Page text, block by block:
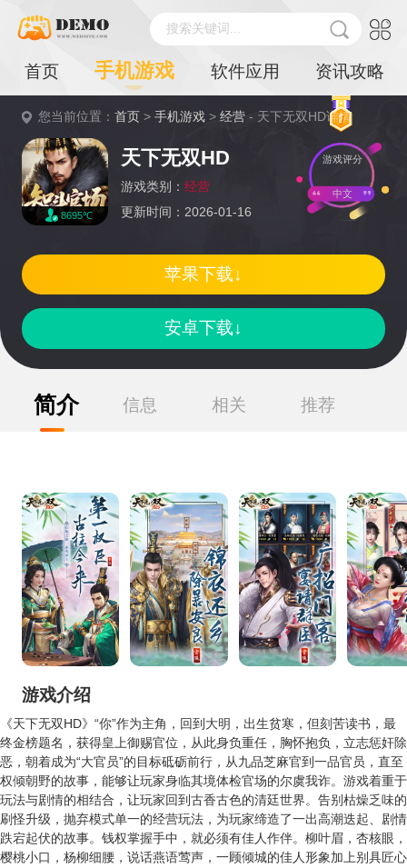
搜索关键词...
首页 手机游戏 软件应用 资讯攻略
您当前位置：首页 >手机游戏 >经营 - 天下无双HD详情
8695℃
天下无双HD
游戏类别： 经营
更新时间：2026-01-16
游戏评分
中文
安卓下载↓
苹果下载↓
简介 信息 相关 推荐
游戏介绍
《天下无双HD》“你”作为主角，回到大明，出生贫寒，但刻苦读书，最
终金榜题名，获得皇上御赐官位，从此身负重任，胸怀抱负，立志惩奸除
恶，朝着成为“大官员”的目标砥砺前行，从九品芝麻官到一品官员，直至
权倾朝野的故事，能够让玩家身临其境体检官场的尔虞我诈。游戏着重于
玩法与剧情的相结合，让玩家回到古香古色的清廷世界。告别枯燥乏味的
刷怪升级，抛弃模式单一的经营玩法，为玩家缔造了一出高潮迭起、剧情
跌宕起伏的故事。钱权掌握手中，就必须有佳人作伴。柳叶眉，杏核眼，
樱桃小口，杨柳细腰，说话燕语莺声，一顾倾城的佳人形象加上别具匠心